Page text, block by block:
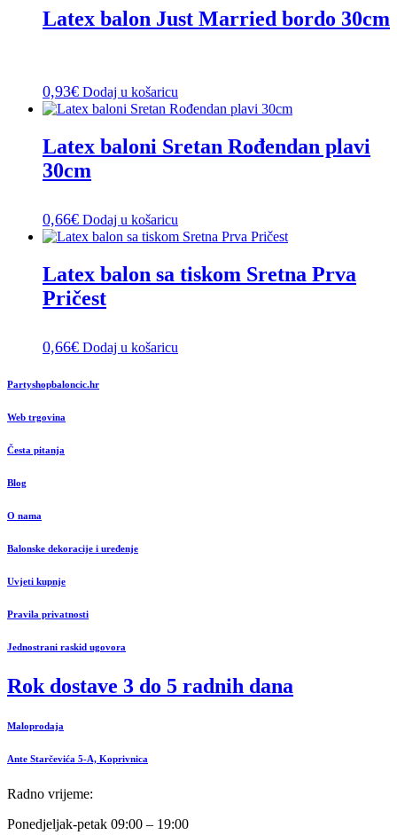
Latex balon Just Married bordo 30cm
0,93€ Dodaj u košaricu
Latex baloni Sretan Rođendan plavi
30cm
0,66€ Dodaj u košaricu
Latex balon sa tiskom Sretna Prva
Pričest
0,66€ Dodaj u košaricu
Partyshopbaloncic.hr
Web trgovina
Česta pitanja
Blog
O nama
Balonske dekoracije i uređenje
Uvjeti kupnje
Pravila privatnosti
Jednostrani raskid ugovora
Rok dostave 3 do 5 radnih dana
Maloprodaja
Ante Starčevića 5-A, Koprivnica
Radno vrijeme:
Ponedjeljak-petak 09:00 – 19:00